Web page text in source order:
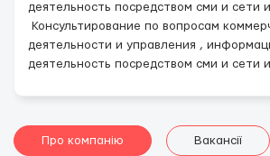
деятельность посредством сми и сети
Консультирование по вопросам
деятельности и управления ,
деятельность посредством сми и сети
Про компанію Вакансії